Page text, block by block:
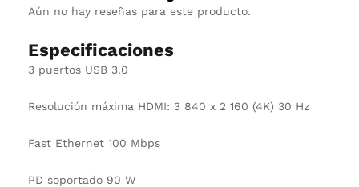
Aún no hay reseñas para este producto.
Especificaciones
3 puertos USB 3.0
Resolución máxima HDMI: 3 840 x 2 160 (4K) 30 Hz
Fast Ethernet 100 Mbps
PD soportado 90 W